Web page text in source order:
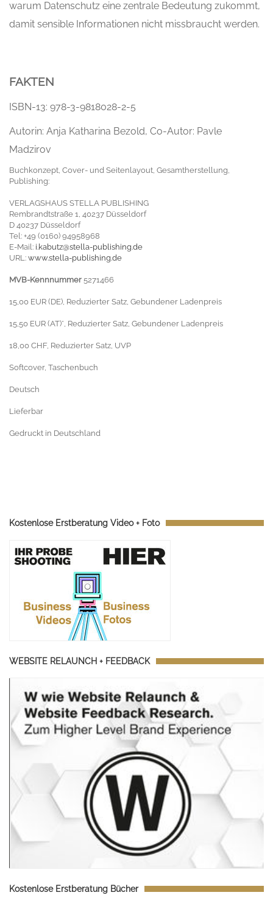
warum Datenschutz eine zentrale Bedeutung zukommt,
damit sensible Informationen nicht missbraucht werden.
FAKTEN
ISBN-13: 978-3-9818028-2-5
Autorin: Anja Katharina Bezold, Co-Autor: Pavle
Madzirov
Buchkonzept, Cover- und Seitenlayout, Gesamtherstellung,
Publishing:
VERLAGSHAUS STELLA PUBLISHING
Rembrandtstraße 1, 40237 Düsseldorf
D 40237 Düsseldorf
Tel: +49 (0160) 94958968
E-Mail: i.kabutz@stella-publishing.de
URL: www.stella-publishing.de
MVB-Kennnummer 5271466
15,00 EUR (DE), Reduzierter Satz, Gebundener Ladenpreis
15,50 EUR (AT)*, Reduzierter Satz, Gebundener Ladenpreis
18,00 CHF, Reduzierter Satz, UVP
Softcover, Taschenbuch
Deutsch
Lieferbar
Gedruckt in Deutschland
Kostenlose Erstberatung Video + Foto
WEBSITE RELAUNCH + FEEDBACK
Kostenlose Erstberatung Bücher